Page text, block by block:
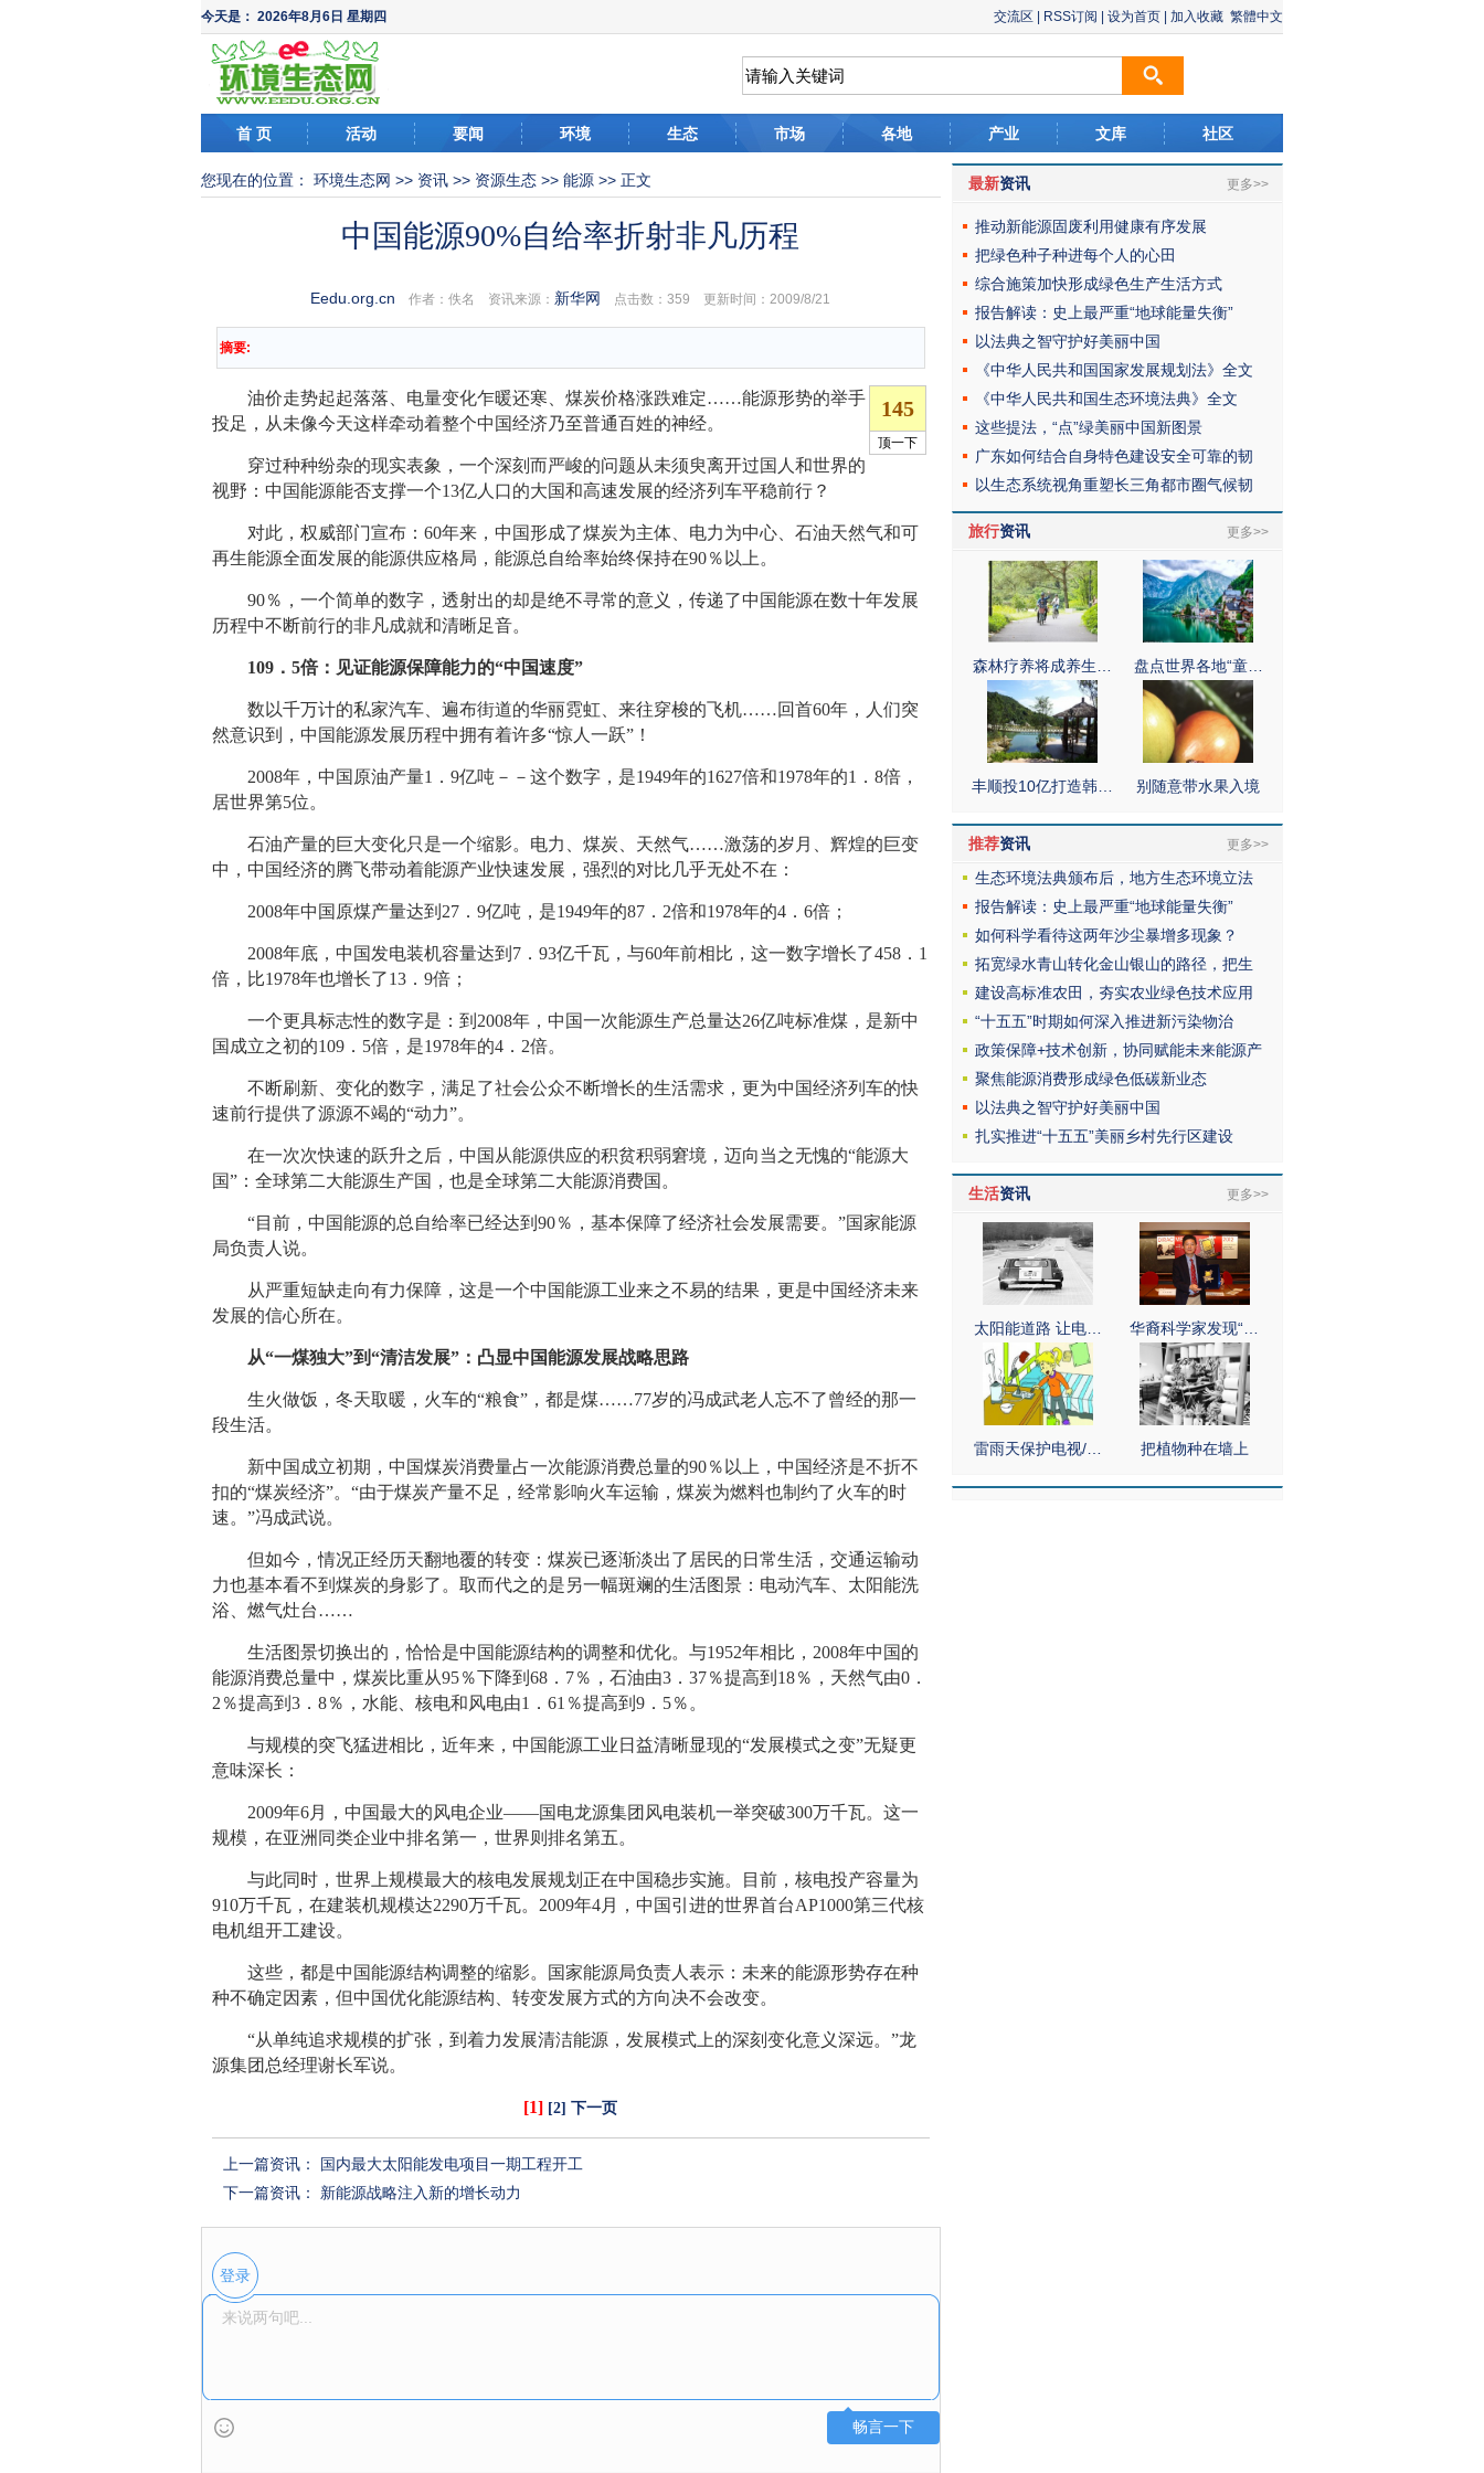
今天是： 2026年8月6日 星期四 交流区 RSS订阅 设为首页 加入收藏 繁體中文
首 页 活动 要闻 环境 生态 市场 各地 产业 文库 社区
您现在的位置： 环境生态网 >> 资讯 >> 资源生态 >> 能源 >> 正文
中国能源90%自给率折射非凡历程
Eedu.org.cn 作者：佚名 资讯来源： 新华网 点击数：359 更新时间：2009/8/21
摘要:
油价走势起起落落、电量变化乍暖还寒、煤炭价格涨跌难定……能源形势的举手
投足，从未像今天这样牵动着整个中国经济乃至普通百姓的神经。
穿过种种纷杂的现实表象，一个深刻而严峻的问题从未须臾离开过国人和世界的
视野：中国能源能否支撑一个13亿人口的大国和高速发展的经济列车平稳前行？
对此，权威部门宣布：60年来，中国形成了煤炭为主体、电力为中心、石油天然气和可
再生能源全面发展的能源供应格局，能源总自给率始终保持在90％以上。
90％，一个简单的数字，透射出的却是绝不寻常的意义，传递了中国能源在数十年发展
历程中不断前行的非凡成就和清晰足音。
109．5倍：见证能源保障能力的“中国速度”
数以千万计的私家汽车、遍布街道的华丽霓虹、来往穿梭的飞机……回首60年，人们突
然意识到，中国能源发展历程中拥有着许多“惊人一跃”！
2008年，中国原油产量1．9亿吨－－这个数字，是1949年的1627倍和1978年的1．8倍，
居世界第5位。
石油产量的巨大变化只是一个缩影。电力、煤炭、天然气……激荡的岁月、辉煌的巨变
中，中国经济的腾飞带动着能源产业快速发展，强烈的对比几乎无处不在：
2008年中国原煤产量达到27．9亿吨，是1949年的87．2倍和1978年的4．6倍；
2008年底，中国发电装机容量达到7．93亿千瓦，与60年前相比，这一数字增长了458．1
倍，比1978年也增长了13．9倍；
一个更具标志性的数字是：到2008年，中国一次能源生产总量达26亿吨标准煤，是新中
国成立之初的109．5倍，是1978年的4．2倍。
不断刷新、变化的数字，满足了社会公众不断增长的生活需求，更为中国经济列车的快
速前行提供了源源不竭的“动力”。
在一次次快速的跃升之后，中国从能源供应的积贫积弱窘境，迈向当之无愧的“能源大
国”：全球第二大能源生产国，也是全球第二大能源消费国。
“目前，中国能源的总自给率已经达到90％，基本保障了经济社会发展需要。”国家能源
局负责人说。
从严重短缺走向有力保障，这是一个中国能源工业来之不易的结果，更是中国经济未来
发展的信心所在。
从“一煤独大”到“清洁发展”：凸显中国能源发展战略思路
生火做饭，冬天取暖，火车的“粮食”，都是煤……77岁的冯成武老人忘不了曾经的那一
段生活。
新中国成立初期，中国煤炭消费量占一次能源消费总量的90％以上，中国经济是不折不
扣的“煤炭经济”。“由于煤炭产量不足，经常影响火车运输，煤炭为燃料也制约了火车的时
速。”冯成武说。
但如今，情况正经历天翻地覆的转变：煤炭已逐渐淡出了居民的日常生活，交通运输动
力也基本看不到煤炭的身影了。取而代之的是另一幅斑斓的生活图景：电动汽车、太阳能洗
浴、燃气灶台……
生活图景切换出的，恰恰是中国能源结构的调整和优化。与1952年相比，2008年中国的
能源消费总量中，煤炭比重从95％下降到68．7％，石油由3．37％提高到18％，天然气由0．
2％提高到3．8％，水能、核电和风电由1．61％提高到9．5％。
与规模的突飞猛进相比，近年来，中国能源工业日益清晰显现的“发展模式之变”无疑更
意味深长：
2009年6月，中国最大的风电企业——国电龙源集团风电装机一举突破300万千瓦。这一
规模，在亚洲同类企业中排名第一，世界则排名第五。
与此同时，世界上规模最大的核电发展规划正在中国稳步实施。目前，核电投产容量为
910万千瓦，在建装机规模达2290万千瓦。2009年4月，中国引进的世界首台AP1000第三代核
电机组开工建设。
这些，都是中国能源结构调整的缩影。国家能源局负责人表示：未来的能源形势存在种
种不确定因素，但中国优化能源结构、转变发展方式的方向决不会改变。
“从单纯追求规模的扩张，到着力发展清洁能源，发展模式上的深刻变化意义深远。”龙
源集团总经理谢长军说。
[1] [2] 下一页
上一篇资讯：
国内最大太阳能发电项目一期工程开工
下一篇资讯： 新能源战略注入新的增长动力
登录
畅言一下
最新资讯 更多>>
推动新能源固废利用健康有序发展
把绿色种子种进每个人的心田
综合施策加快形成绿色生产生活方式
报告解读：史上最严重“地球能量失衡”
以法典之智守护好美丽中国
《中华人民共和国国家发展规划法》全文
《中华人民共和国生态环境法典》全文
这些提法，“点”绿美丽中国新图景
广东如何结合自身特色建设安全可靠的韧
以生态系统视角重塑长三角都市圈气候韧
旅行资讯 更多>>
森林疗养将成养生… 盘点世界各地“童…
丰顺投10亿打造韩… 别随意带水果入境
推荐资讯 更多>>
生态环境法典颁布后，地方生态环境立法
报告解读：史上最严重“地球能量失衡”
如何科学看待这两年沙尘暴增多现象？
拓宽绿水青山转化金山银山的路径，把生
建设高标准农田，夯实农业绿色技术应用
“十五五”时期如何深入推进新污染物治
政策保障+技术创新，协同赋能未来能源产
聚焦能源消费形成绿色低碳新业态
以法典之智守护好美丽中国
扎实推进“十五五”美丽乡村先行区建设
生活资讯 更多>>
太阳能道路 让电… 华裔科学家发现“…
雷雨天保护电视/… 把植物种在墙上